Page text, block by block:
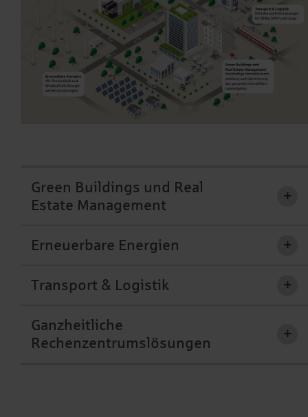
Green Buildings und Real
Estate Management
+
Erneuerbare Energien +
Transport & Logistik +
Ganzheitliche
Rechenzentrumslösungen
+